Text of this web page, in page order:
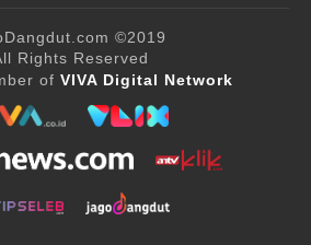
©2019
Rights Reserved
of VIVA Digital Network